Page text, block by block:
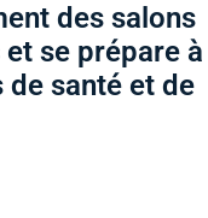
des salons
se prépare à
santé et de